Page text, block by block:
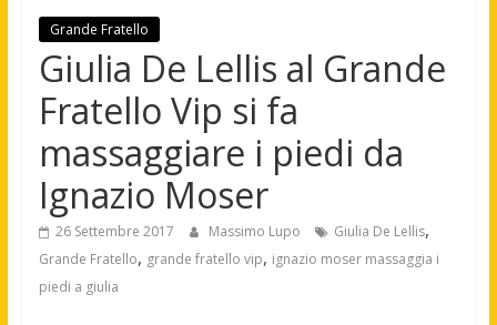
Grande Fratello
Giulia De Lellis al Grande
Fratello Vip si fa
massaggiare i piedi da
Ignazio Moser
26 Settembre 2017 Massimo Lupo Giulia De Lellis,
Grande Fratello, grande fratello vip, ignazio moser massaggia i
piedi a giulia